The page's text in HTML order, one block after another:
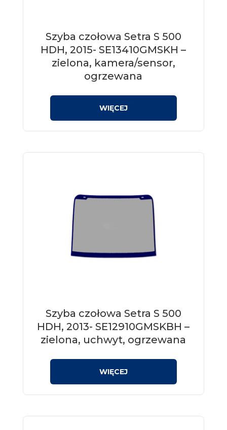
Szyba czołowa Setra S 500
HDH, 2015- SE13410GMSKH –
zielona, kamera/sensor,
ogrzewana
Szyba czołowa Setra S 500
HDH, 2013- SE12910GMSKBH –
zielona, uchwyt, ogrzewana